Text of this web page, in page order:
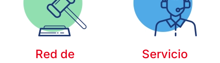
Red de
Servicio